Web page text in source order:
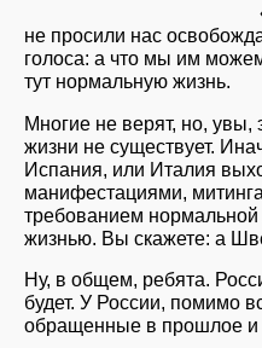
не просили нас
голоса: а что мы им
тут нормальную жизнь.
Многие не верят, но, увы,
жизни не существует.
Испания, или Италия
манифестациями,
требованием
жизнью. Вы скажете: а
Ну, в общем, ребята.
будет. У России, помимо
обращенные в прошлое и